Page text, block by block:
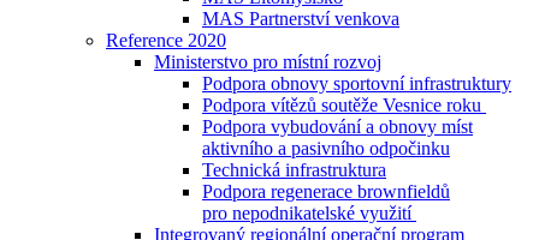
MAS Partnerství venkova
Reference 2020
Ministerstvo pro místní rozvoj
Podpora obnovy sportovní infrastruktury
Podpora vítězů soutěže Vesnice roku
Podpora vybudování a obnovy míst
aktivního a pasivního odpočinku
Technická infrastruktura
Podpora regenerace brownfieldů
pro nepodnikatelské využití
Integrovaný regionální operační program